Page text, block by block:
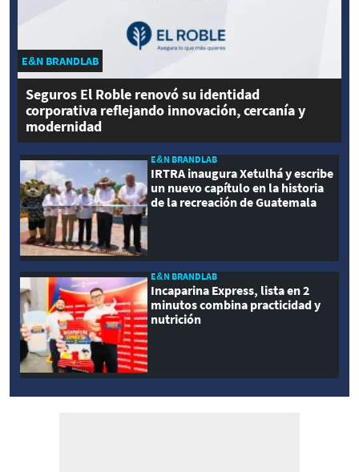
E&N BRANDLAB
Seguros El Roble renovó su identidad
corporativa reflejando innovación, cercanía y
modernidad
E&N BRANDLAB
IRTRA inaugura Xetulhá y escribe
un nuevo capítulo en la historia
de la recreación de Guatemala
E&N BRANDLAB
Incaparina Express, lista en 2
minutos combina practicidad y
nutrición